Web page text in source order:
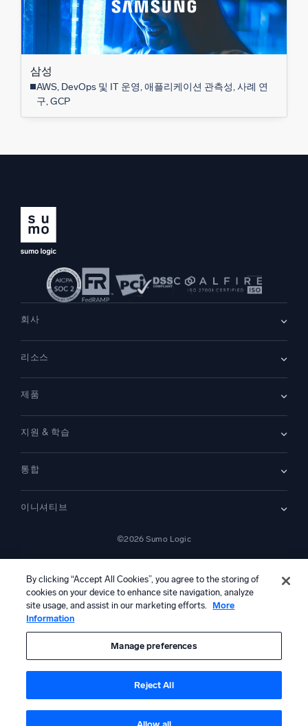
삼성
AWS, DevOps 및 IT 운영, 애플리케이션 관측성, 사례 연
구, GCP
회사
채용 채용 중
리더십
뉴스룸
문의하기
리소스
고객 사례
데모
제품
SIEM
보안을 위한 로그
모니터링 및 문제 해결
비교하기
지원 & 학습
커뮤니티
지원
플랫폼 상태
통합
Amazon S3 Audit
PCI 규정 준수
전체 보기
이니셔티브
디지털 고객 경험
도구 통합
©2026 Sumo Logic
—
캘리포니아 개인정보 보호 고지AI 지침한국어
본 콘텐츠는 생성형 인공지능 시스템에 의해 번역되었을 수 있으며 정보
제공 목적으로만 제공됩니다. 부정확성, 오류 또는 편향이 포함될 수 있으
므로, 이에 의존하여 어떠한 조치를 취하기 전에 반드시 독립적인 인간의
검토 및 검증을 거쳐야 합니다.
By clicking “Accept All Cookies”, you agree to the storing of
cookies on your device to enhance site navigation, analyze
site usage, and assist in our marketing efforts.
More
Information
Manage preferences
Reject All